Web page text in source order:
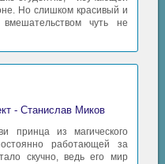
Но слишком красивый и
чуть не
- Станислав Миков
принца из магического
работающей за
скучно, ведь его мир